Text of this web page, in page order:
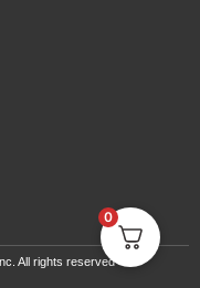
All rights reserved
0